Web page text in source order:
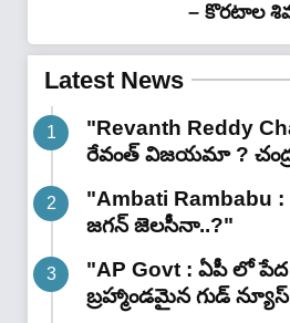
– కొరటాల
Latest News
"Revanth Reddy
రేవంత్ విజయమా ?
"Ambati Rambabu
జగన్ జెలసీనా..?"
"AP Govt : ఏపీ లో పేద
బ్రహ్మాండమైన గుడ్